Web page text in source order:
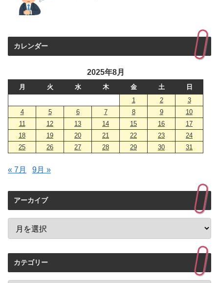
カレンダー
2025年8月
月 火 水 木 金 土
日
1
2
3
4
5 6 7 8 9
10
11
12 13 14 15 16
17
18
19 20 21 22 23
24
25
26 27 28 29 30 31
« 7月 9月 »
アーカイブ
カテゴリー